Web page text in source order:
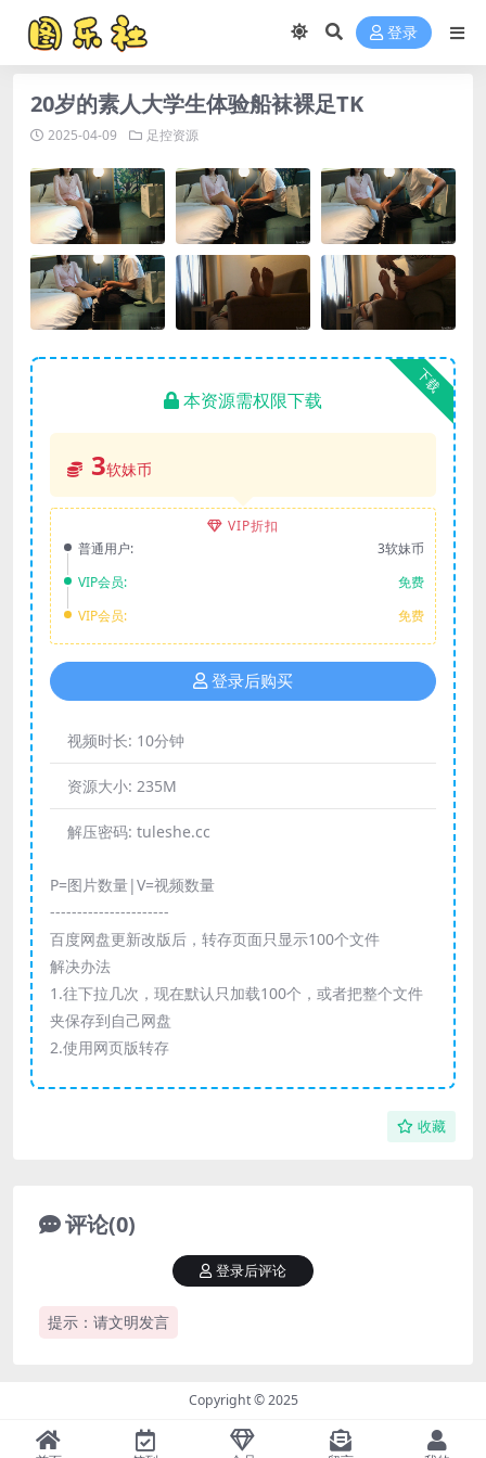
登录
20岁的素人大学生体验船袜裸足TK
2025-04-09 足控资源
下载
本资源需权限下载
3软妹币
VIP折扣
普通用户:
3软妹币
VIP会员:
免费
VIP会员:
免费
登录后购买
视频时长: 10分钟
资源大小: 235M
解压密码: tuleshe.cc
P=图片数量|V=视频数量
----------------------
百度网盘更新改版后，转存页面只显示100个文件
解决办法
1.往下拉几次，现在默认只加载100个，或者把整个文件
夹保存到自己网盘
2.使用网页版转存
收藏
评论(0)
提示：请文明发言
登录后评论
Copyright © 2025